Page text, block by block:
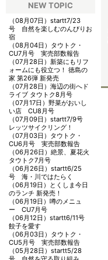
NEW TOPIC
（08月07日） startt7/23
号 自然を楽しむのんびりお
宿
（08月04日） タウトク・
CU7月号 実売部数報告
（07月28日） 新築にもリフ
ォームにも役立つ！ 徳島の
家 第26弾 新発売
（07月28日） 海辺の街へド
ライブ タウトク8月号
（07月17日） 野菜がおいし
い店 CU8月号
（07月09日） startt7/9号
レッツサイクリング！
（07月03日） タウトク・
CU6月号 実売部数報告
（06月26日） 絶景、夏花火
タウトク7月号
（06月26日） startt6/25
号 海・川ではたらく
（06月19日）
とくしま今日
のランチ 新発売！
（06月19日） 噂のメニュ
ー CU7月号
（06月12日） startt6/11号
餃子を愛す
（06月03日） タウトク・
CU5月号 実売部数報告
（05月28日） startt5/28